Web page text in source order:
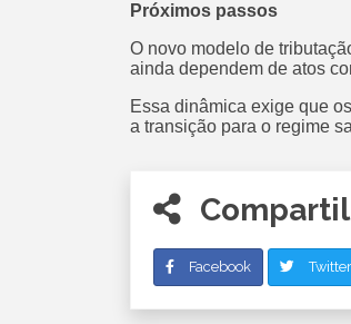
Próximos passos
O novo modelo de
ainda dependem de atos
Essa dinâmica exige que
a transição para o regime
Facebook Twitter